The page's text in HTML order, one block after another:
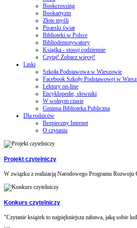
Bookcrossing
Bookartyzm
Złote myśli
Pisarski świat
Biblioteki w Polsce
Bibliodemotywatory
Książka - stosuj codziennie
Czytaj! Zobacz więcej!
Linki
Szkoła Podstawowa w Wieszowie
Facebook Szkoły Podstawowej w
Lektury on-line
Encyklopedie, słowniki
W wolnym czasie
Gminna Biblioteka Publiczna
Dla rodziców
Bezpieczny Internet
O czytaniu
Projekt czytelniczy
W związku z realizacją Narodowego Programu Rozwoju
Konkurs czytelniczy
"Czytanie książek to najpiękniejsza zabawa, jaką sobie